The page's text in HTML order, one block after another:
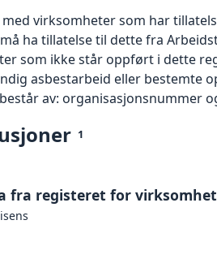
virksomheter som har
ha tillatelse til dette fra
som ikke står oppført i dette
asbestarbeid eller bestemte
av: organisasjonsnummer
1
fra registeret for